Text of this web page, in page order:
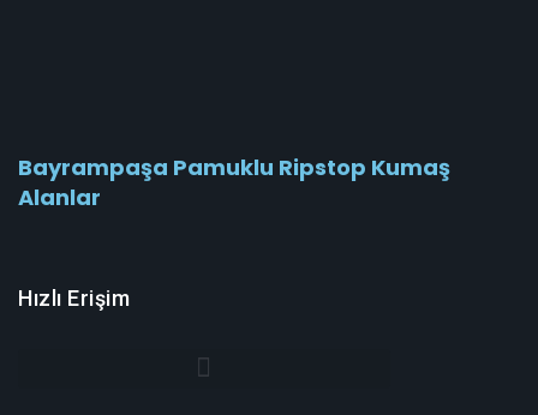
Bayrampaşa Pamuklu Ripstop Kumaş
Alanlar
Hızlı Erişim